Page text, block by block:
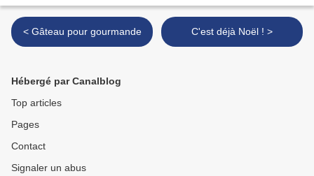
< Gâteau pour gourmande C'est déjà Noël ! >
Hébergé par Canalblog
Top articles
Pages
Contact
Signaler un abus